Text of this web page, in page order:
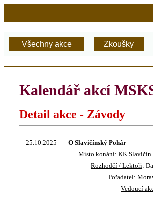
Kalendář akcí
Detail akce - Závody
25.10.2025
O Slavičínský Pohár
Místo konání: KK Slavičín
Rozhodčí / Lektoři:
Pořadatel:
Vedoucí